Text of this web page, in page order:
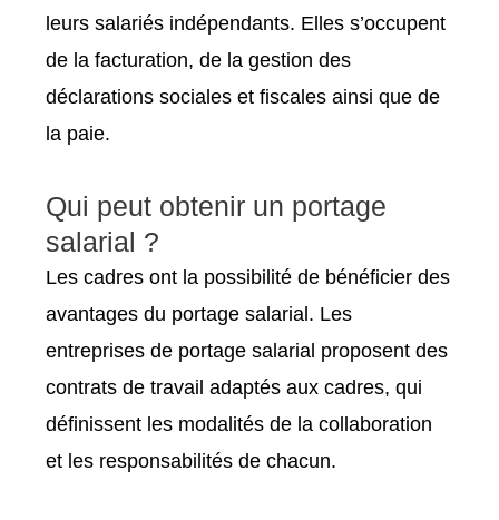
leurs salariés indépendants. Elles s’occupent
de la facturation, de la gestion des
déclarations sociales et fiscales ainsi que de
la paie.
Qui peut obtenir un portage
salarial ?
Les cadres ont la possibilité de bénéficier des
avantages du portage salarial. Les
entreprises de portage salarial proposent des
contrats de travail adaptés aux cadres, qui
définissent les modalités de la collaboration
et les responsabilités de chacun.